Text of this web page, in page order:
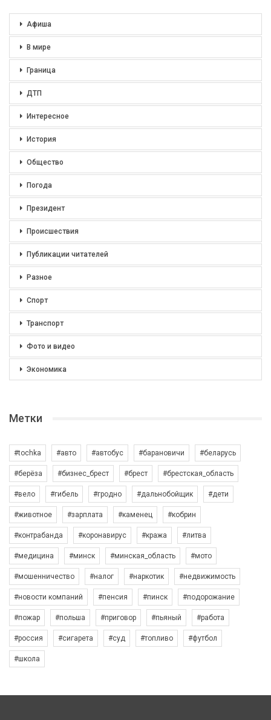
Афиша
В мире
Граница
ДТП
Интересное
История
Общество
Погода
Президент
Происшествия
Публикации читателей
Разное
Спорт
Транспорт
Фото и видео
Экономика
Метки
#tochka #авто #автобус #барановичи #беларусь
#берёза #бизнес_брест #брест #брестская_область
#вело #гибель #гродно #дальнобойщик #дети
#животное #зарплата #каменец #кобрин
#контрабанда #коронавирус #кража #литва
#медицина #минск #минская_область #мото
#мошенничество #налог #наркотик #недвижимость
#новости компаний #пенсия #пинск #подорожание
#пожар #польша #приговор #пьяный #работа
#россия #сигарета #суд #топливо #футбол
#школа